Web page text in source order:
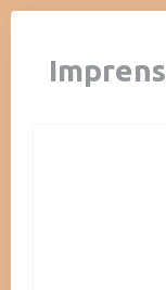
Painel de